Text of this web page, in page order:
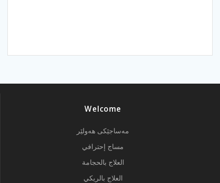
Welcome
مەساجێکی هەولێر
مساج إحترافي
العلاج بالحجامة
العلاج بالريكي